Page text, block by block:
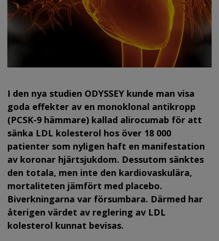
I den nya studien ODYSSEY kunde man visa
goda effekter av en monoklonal antikropp
(PCSK-9 hämmare) kallad alirocumab för att
sänka LDL kolesterol hos över 18 000
patienter som nyligen haft en manifestation
av koronar hjärtsjukdom. Dessutom sänktes
den totala, men inte den kardiovaskulära,
mortaliteten jämfört med placebo.
Biverkningarna var försumbara. Därmed har
återigen värdet av reglering av LDL
kolesterol kunnat bevisas.